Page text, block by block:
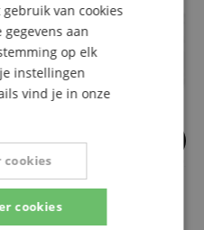
van cookies
aan
op elk
instellingen
vind je in onze
cookies
cookies